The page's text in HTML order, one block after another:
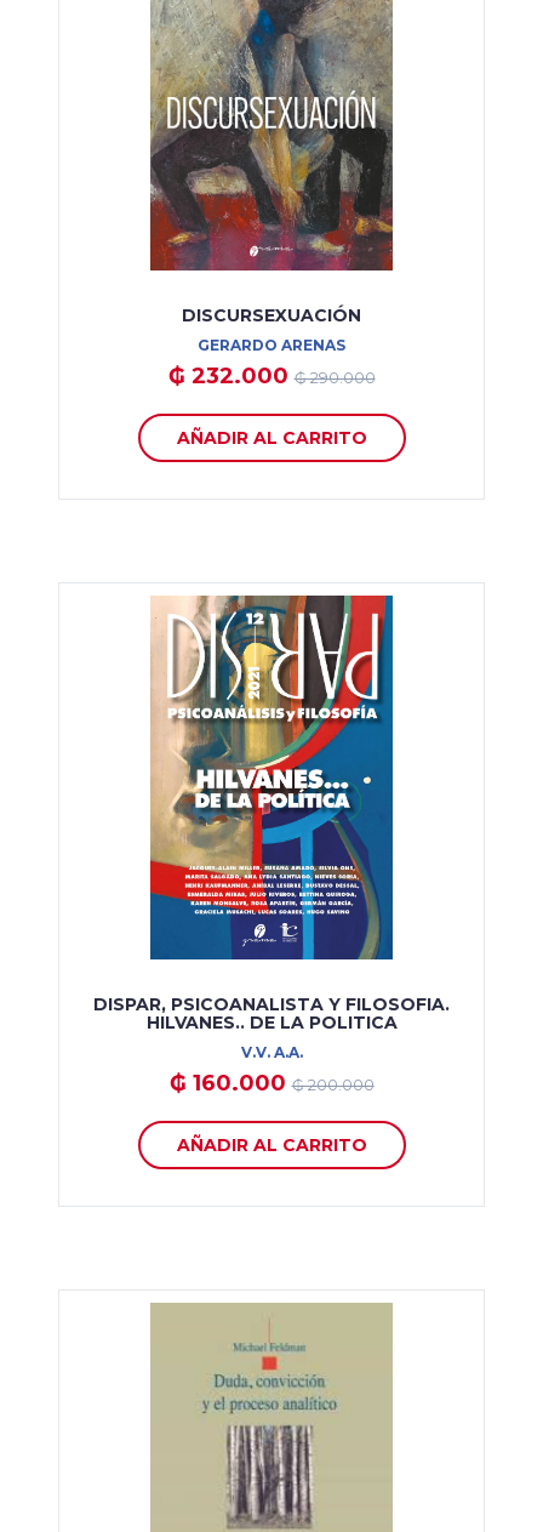
DISCURSEXUACIÓN
GERARDO ARENAS
₲ 232.000₲ 290.000
AÑADIR AL CARRITO
DISPAR, PSICOANALISTA Y FILOSOFIA.
HILVANES.. DE LA POLITICA
V.V. A.A.
₲ 160.000₲ 200.000
AÑADIR AL CARRITO